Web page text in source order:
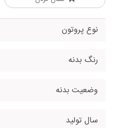
نوع پروتون
رنگ بدنه
وضعیت بدنه
سال تولید